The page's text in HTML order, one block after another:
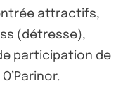
attractifs,
(détresse),
participation de